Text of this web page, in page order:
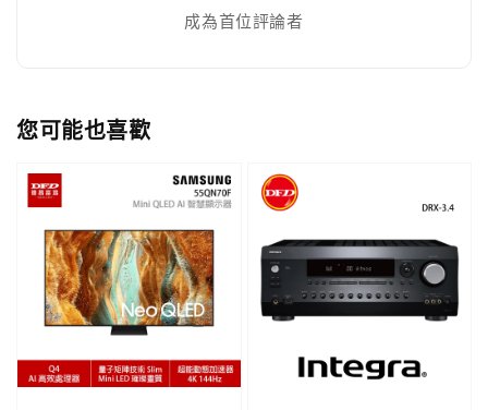
成為首位評論者
您可能也喜歡